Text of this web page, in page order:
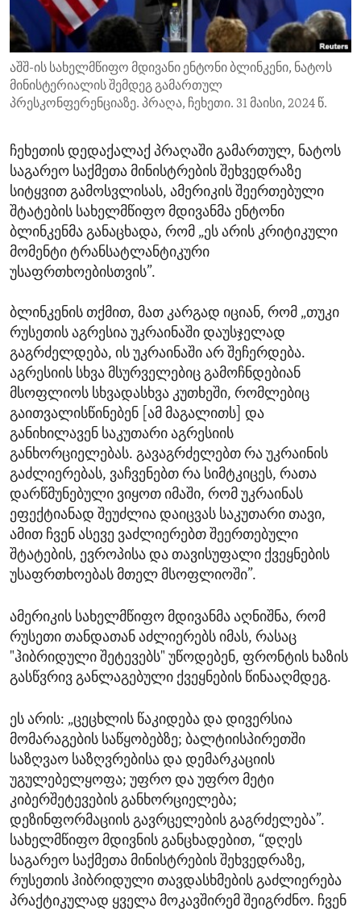
ENVIRONMENT AND HEALTH
IDEALS AND INSTITUTIONS
აშშ-ის სახელმწიფო მდივანი ენტონი ბლინკენი, ნატოს
მინისტერიალის შემდეგ გამართულ
პრესკონფერენციაზე. პრაღა, ჩეხეთი. 31 მაისი, 2024 წ.
ჩეხეთის დედაქალაქ პრაღაში გამართულ, ნატოს
საგარეო საქმეთა მინისტრების შეხვედრაზე
სიტყვით გამოსვლისას, ამერიკის შეერთებული
შტატების სახელმწიფო მდივანმა ენტონი
ბლინკენმა განაცხადა, რომ „ეს არის კრიტიკული
მომენტი ტრანსატლანტიკური
უსაფრთხოებისთვის”.
ბლინკენის თქმით, მათ კარგად იციან, რომ „თუკი
რუსეთის აგრესია უკრაინაში დაუსჯელად
გაგრძელდება, ის უკრაინაში არ შეჩერდება.
აგრესიის სხვა მსურველებიც გამოჩნდებიან
მსოფლიოს სხვადასხვა კუთხეში, რომლებიც
გაითვალისწინებენ [ამ მაგალითს] და
განიხილავენ საკუთარი აგრესიის
განხორციელებას. გავაგრძელებთ რა უკრაინის
გაძლიერებას, ვაჩვენებთ რა სიმტკიცეს, რათა
დარწმუნებული ვიყოთ იმაში, რომ უკრაინას
ეფექტიანად შეუძლია დაიცვას საკუთარი თავი,
ამით ჩვენ ასევე ვაძლიერებთ შეერთებული
შტატების, ევროპისა და თავისუფალი ქვეყნების
უსაფრთხოებას მთელ მსოფლიოში”.
ამერიკის სახელმწიფო მდივანმა აღნიშნა, რომ
რუსეთი თანდათან აძლიერებს იმას, რასაც
"ჰიბრიდული შეტევებს" უწოდებენ, ფრონტის ხაზის
გასწვრივ განლაგებული ქვეყნების წინააღმდეგ.
ეს არის: „ცეცხლის წაკიდება და დივერსია
მომარაგების საწყობებზე; ბალტიისპირეთში
საზღვაო საზღვრებისა და დემარკაციის
უგულებელყოფა; უფრო და უფრო მეტი
კიბერშეტევების განხორციელება;
დეზინფორმაციის გავრცელების გაგრძელება”.
სახელმწიფო მდივნის განცხადებით, “დღეს
საგარეო საქმეთა მინისტრების შეხვედრაზე,
რუსეთის ჰიბრიდული თავდასხმების გაძლიერება
პრაქტიკულად ყველა მოკავშირემ შეიგრძნო. ჩვენ